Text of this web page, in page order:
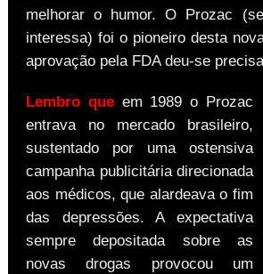
melhorar o humor. O Prozac
interessa) foi o pioneiro desta
aprovação pela FDA deu-se
Lembro queem 1989 o Prozac
entrava no mercado brasileiro,
sustentado por uma ostensiva
campanha publicitária direcionada
aos médicos, que alardeava o fim
das depressões. A expectativa
sempre depositada sobre as
novas drogas provocou um